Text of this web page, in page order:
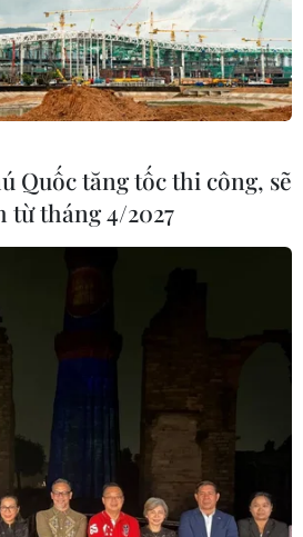
Quốc tăng tốc thi công, sẽ
từ tháng 4/2027